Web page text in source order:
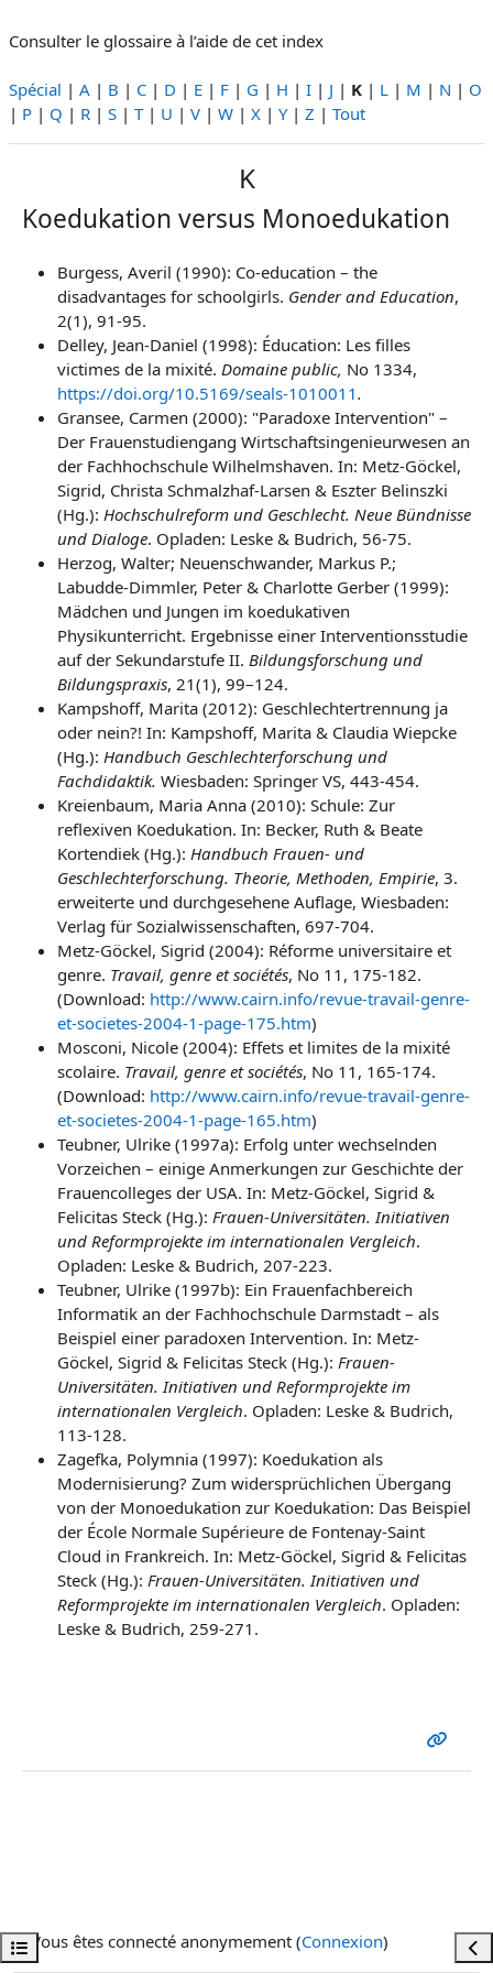
Ouvrir l’index du cours
Consulter le glossaire à l’aide de cet index
Spécial | A | B | C | D | E | F | G | H | I | J | K | L | M | N | O
| P | Q | R | S | T| U | V | W | X | Y| Z | Tout
K
Koedukation versus Monoedukation
Burgess, Averil (1990): Co-education – the
disadvantages for schoolgirls. Gender and Education,
2(1), 91-95.
Delley, Jean-Daniel (1998): Éducation: Les filles
victimes de la mixité. Domaine public, No 1334,
https://doi.org/10.5169/seals-1010011.
Gransee, Carmen (2000): "Paradoxe Intervention" –
Der Frauenstudiengang Wirtschaftsingenieurwesen an
der Fachhochschule Wilhelmshaven. In: Metz-Göckel,
Sigrid, Christa Schmalzhaf-Larsen & Eszter Belinszki
(Hg.): Hochschulreform und Geschlecht. Neue Bündnisse
und Dialoge. Opladen: Leske & Budrich, 56-75.
Herzog, Walter; Neuenschwander, Markus P.;
Labudde-Dimmler, Peter & Charlotte Gerber (1999):
Mädchen und Jungen im koedukativen
Physikunterricht. Ergebnisse einer Interventionsstudie
auf der Sekundarstufe II. Bildungsforschung und
Bildungspraxis, 21(1), 99–124.
Kampshoff, Marita (2012): Geschlechtertrennung ja
oder nein?! In: Kampshoff, Marita & Claudia Wiepcke
(Hg.): Handbuch Geschlechterforschung und
Fachdidaktik. Wiesbaden: Springer VS, 443-454.
Kreienbaum, Maria Anna (2010): Schule: Zur
reflexiven Koedukation. In: Becker, Ruth & Beate
Kortendiek (Hg.): Handbuch Frauen- und
Geschlechterforschung. Theorie, Methoden, Empirie, 3.
erweiterte und durchgesehene Auflage, Wiesbaden:
Verlag für Sozialwissenschaften, 697-704.
Metz-Göckel, Sigrid (2004): Réforme universitaire et
genre. Travail, genre et sociétés, No 11, 175-182.
(Download: http://www.cairn.info/revue-travail-genre-
et-societes-2004-1-page-175.htm)
Mosconi, Nicole (2004): Effets et limites de la mixité
scolaire. Travail, genre et sociétés, No 11, 165-174.
(Download: http://www.cairn.info/revue-travail-genre-
et-societes-2004-1-page-165.htm)
Teubner, Ulrike (1997a): Erfolg unter wechselnden
Vorzeichen – einige Anmerkungen zur Geschichte der
Frauencolleges der USA. In: Metz-Göckel, Sigrid &
Felicitas Steck (Hg.): Frauen-Universitäten. Initiativen
und Reformprojekte im internationalen Vergleich.
Opladen: Leske & Budrich, 207-223.
Teubner, Ulrike (1997b): Ein Frauenfachbereich
Informatik an der Fachhochschule Darmstadt – als
Beispiel einer paradoxen Intervention. In: Metz-
Göckel, Sigrid & Felicitas Steck (Hg.): Frauen-
Universitäten. Initiativen und Reformprojekte im
internationalen Vergleich. Opladen: Leske & Budrich,
113-128.
Zagefka, Polymnia (1997): Koedukation als
Modernisierung? Zum widersprüchlichen Übergang
von der Monoedukation zur Koedukation: Das Beispiel
der École Normale Supérieure de Fontenay-Saint
Cloud in Frankreich. In: Metz-Göckel, Sigrid & Felicitas
Steck (Hg.): Frauen-Universitäten. Initiativen und
Reformprojekte im internationalen Vergleich. Opladen:
Leske & Budrich, 259-271.
Vous êtes connecté anonymement (Connexion)